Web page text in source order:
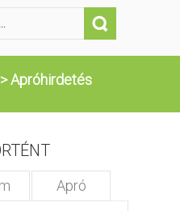
>Apróhirdetés
Apró